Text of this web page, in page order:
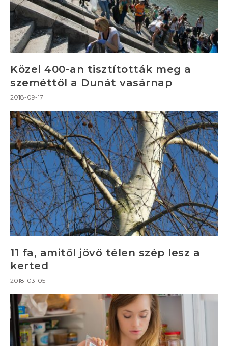
Közel 400-an tisztították meg a
szeméttől a Dunát vasárnap
2018-09-17
11 fa, amitől jövő télen szép lesz a
kerted
2018-03-05